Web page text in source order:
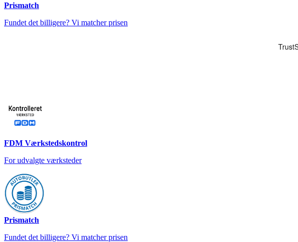
Prismatch
Fundet det billigere? Vi matcher prisen
FDM Værkstedskontrol
For udvalgte værksteder
Prismatch
Fundet det billigere? Vi matcher prisen